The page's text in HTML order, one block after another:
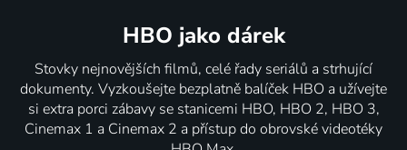
HBO jako dárek
Stovky nejnovějších filmů, celé řady seriálů a strhující
dokumenty. Vyzkoušejte bezplatně balíček HBO a užívejte
si extra porci zábavy se stanicemi HBO, HBO 2, HBO 3,
Cinemax 1 a Cinemax 2 a přístup do obrovské videotéky